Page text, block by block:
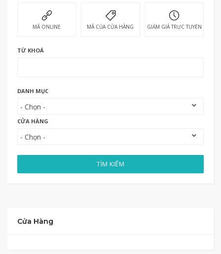
MÃ ONLINE MÃ CỦA CỬA HÀNG GIẢM GIÁ TRỰC TUYẾN
TỪ KHOÁ
DANH MỤC
CỬA HÀNG
TÌM KIẾM
Cửa Hàng